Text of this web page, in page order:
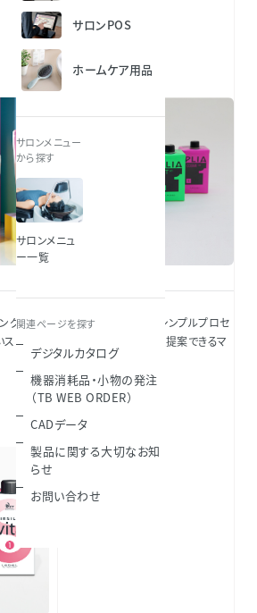
サロンPOS
ホームケア用品
サロンメニュー
から探す
サロンメニュ
ー一覧
関連ページを探す
デジタルカタログ
機器消耗品・小物の発注
（TB WEB ORDER）
CADデータ
製品に関する大切なお知
らせ
お問い合わせ
LebeL
グカラ
トレー
独自のメカニズム＆シンプルプロセ
スで安心してフォルム提案できるマ
ルチシリーズ
LebeL